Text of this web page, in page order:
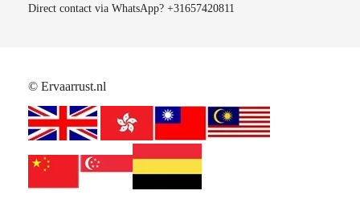
Direct contact via WhatsApp? +31657420811
© Ervaarrust.nl